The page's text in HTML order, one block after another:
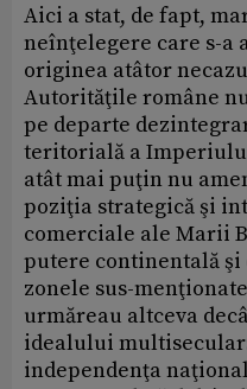
Aici a stat, de fapt,
neînţelegere care s-a
originea atâtor
Autorităţile române
pe departe
teritorială a
atât mai puţin nu
poziţia strategică şi
comerciale ale Marii
putere continentală
zonele sus-
urmăreau altceva
idealului
independenţa